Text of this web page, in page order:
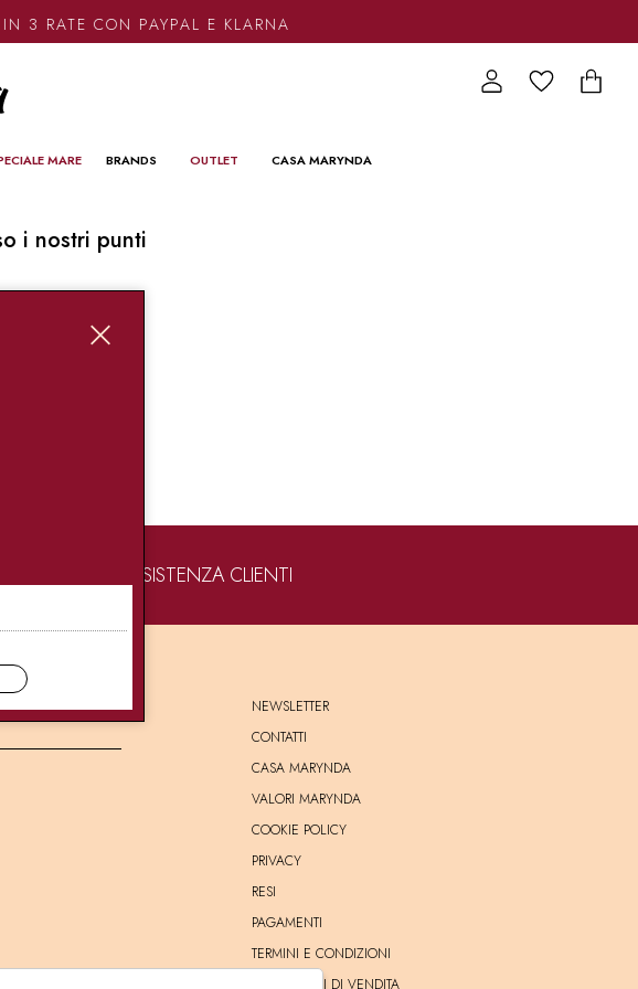
3 RATE CON PAYPAL E KLARNA
MARE BRANDS OUTLET CASA MARYNDA
i nostri punti
ASSISTENZA CLIENTI
NEWSLETTER
CONTATTI
CASA MARYNDA
VALORI MARYNDA
COOKIE POLICY
PRIVACY
RESI
PAGAMENTI
TERMINI E CONDIZIONI
CONDIZIONI DI VENDITA